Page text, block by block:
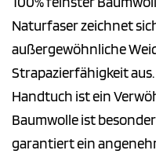
Naturfaser zeichnet
außergewöhnliche
Strapazierfähigkeit
Handtuch ist ein
Baumwolle ist
garantiert ein